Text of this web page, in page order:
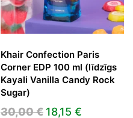
Khair Confection Paris
Corner EDP 100 ml (līdzīgs
Kayali Vanilla Candy Rock
Sugar)
30,00€ Original
18,15 €